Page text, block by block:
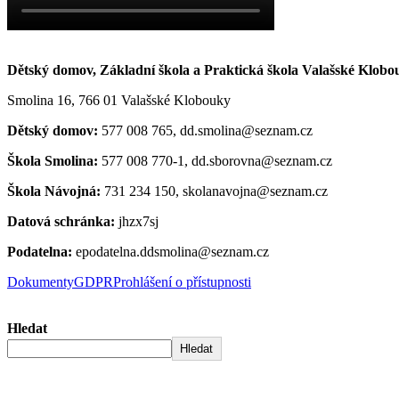
Dětský domov, Základní škola a Praktická škola Valašské
Smolina 16, 766 01 Valašské Klobouky
Dětský domov: 577 008 765, dd.smolina@seznam.cz
Škola Smolina: 577 008 770-1, dd.sborovna@seznam.cz
Škola Návojná: 731 234 150, skolanavojna@seznam.cz
Datová schránka: jhzx7sj
Podatelna: epodatelna.ddsmolina@seznam.cz
DokumentyGDPRProhlášení o přístupnosti
Hledat
Hledat